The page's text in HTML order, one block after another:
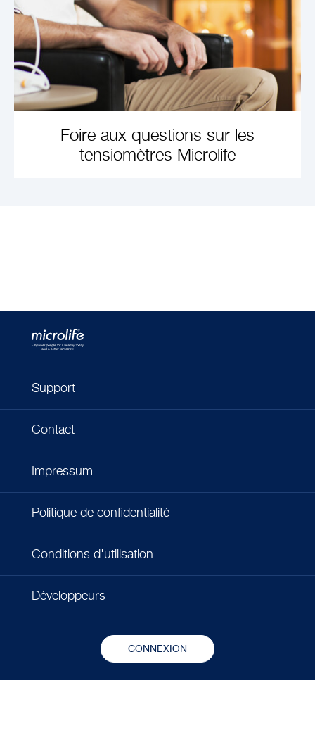
Foire aux questions sur les
tensiomètres Microlife
EN APPRENDRE
Support
Contact
Impressum
Politique de confidentialité
Conditions d'utilisation
Développeurs
CONNEXION